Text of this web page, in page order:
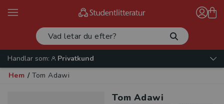
Handlar som:
Privatkund
Hem / Tom Adawi
Tom Adawi